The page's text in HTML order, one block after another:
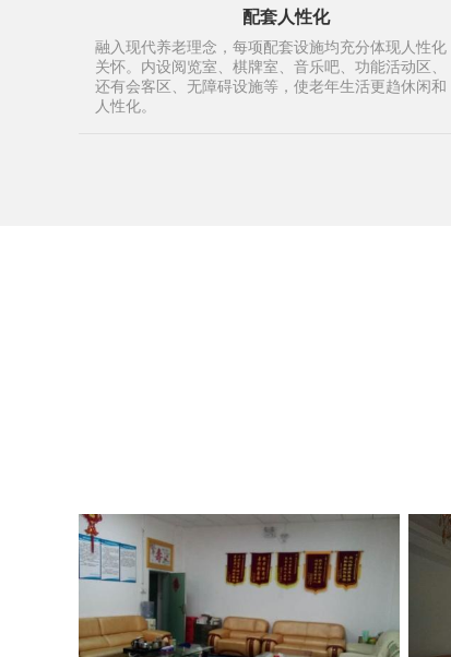
配套人性化
融入现代养老理念，每项配套设施均充分体现人性化
关怀。内设阅览室、棋牌室、音乐吧、功能活动区、
还有会客区、无障碍设施等，使老年生活更趋休闲和
人性化。